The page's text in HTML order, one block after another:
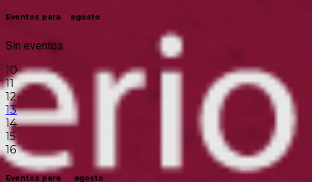
Eventos para agosto
Sin eventos
10
11
12
13
14
15
16
Eventos para agosto